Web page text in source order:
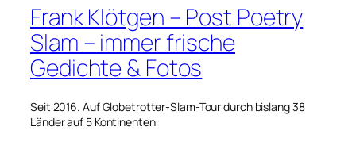
Frank Klötgen – Post Poetry
Slam – immer frische
Gedichte & Fotos
Seit 2016. Auf Globetrotter-Slam-Tour durch bislang 38
Länder auf 5 Kontinenten